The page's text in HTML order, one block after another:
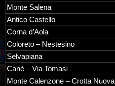
Monte Salena
Antico Castello
Corna d’Aola
Coloreto – Nestesino
Selvapiana
Canè – Via Tomasi
Monte Calenzone – Crotta Nuova